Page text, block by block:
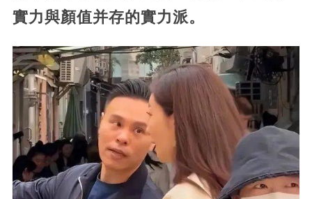
實力與顏值并存的實力派。